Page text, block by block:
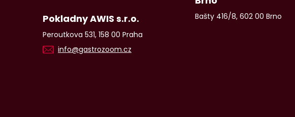
Pokladny AWIS s.r.o.
Peroutkova 531, 158 00 Praha
info@gastrozoom.cz
Bašty 416/8, 602 00 Brno